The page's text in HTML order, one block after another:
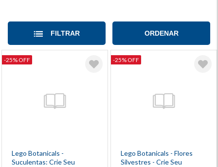
FILTRAR ORDENAR
-25% OFF
Lego Botanicals -
Suculentas: Crie Seu
-25% OFF
Lego Botanicals - Flores
Silvestres - Crie Seu